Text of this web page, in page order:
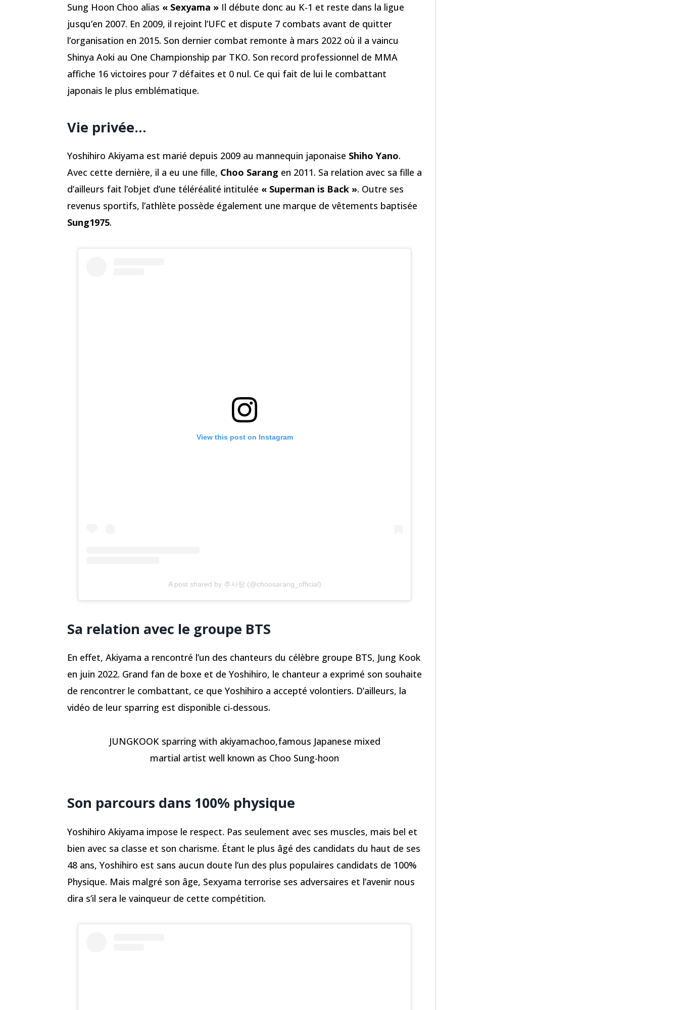
Sung Hoon Choo alias « Sexyama » Il débute donc au K-1 et reste dans la ligue
jusqu’en 2007. En 2009, il rejoint l’UFC et dispute 7 combats avant de quitter
l’organisation en 2015. Son dernier combat remonte à mars 2022 où il a vaincu
Shinya Aoki au One Championship par TKO. Son record professionnel de MMA
affiche 16 victoires pour 7 défaites et 0 nul. Ce qui fait de lui le combattant
japonais le plus emblématique.
Vie privée…
Yoshihiro Akiyama est marié depuis 2009 au mannequin japonaise Shiho Yano.
Avec cette dernière, il a eu une fille, Choo Sarang en 2011. Sa relation avec sa fille a
d’ailleurs fait l’objet d’une téléréalité intitulée « Superman is Back ». Outre ses
revenus sportifs, l’athlète possède également une marque de vêtements baptisée
Sung1975.
View this post on Instagram
A post shared by 추사랑 (@choosarang_official)
Sa relation avec le groupe BTS
En effet, Akiyama a rencontré l’un des chanteurs du célèbre groupe BTS, Jung Kook
en juin 2022. Grand fan de boxe et de Yoshihiro, le chanteur a exprimé son souhaite
de rencontrer le combattant, ce que Yoshihiro a accepté volontiers. D’ailleurs, la
vidéo de leur sparring est disponible ci-dessous.
JUNGKOOK sparring with akiyamachoo,famous Japanese mixed
martial artist well known as Choo Sung-hoon
Son parcours dans 100% physique
Yoshihiro Akiyama impose le respect. Pas seulement avec ses muscles, mais bel et
bien avec sa classe et son charisme. Étant le plus âgé des candidats du haut de ses
48 ans, Yoshihiro est sans aucun doute l’un des plus populaires candidats de 100%
Physique. Mais malgré son âge, Sexyama terrorise ses adversaires et l’avenir nous
dira s’il sera le vainqueur de cette compétition.